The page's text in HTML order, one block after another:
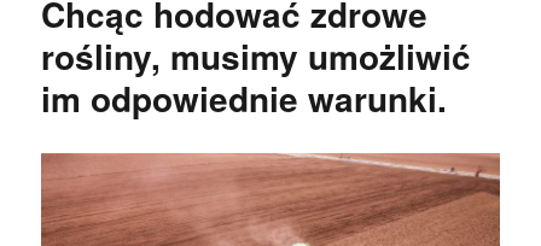
Chcąc hodować zdrowe
rośliny, musimy umożliwić
im odpowiednie warunki.